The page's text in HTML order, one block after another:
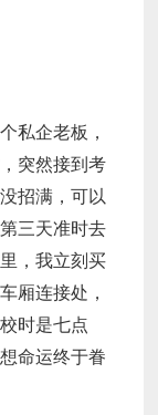
私企老板，
突然接到考
招满，可以
三天准时去
，我立刻买
厢连接处，
时是七点
命运终于眷